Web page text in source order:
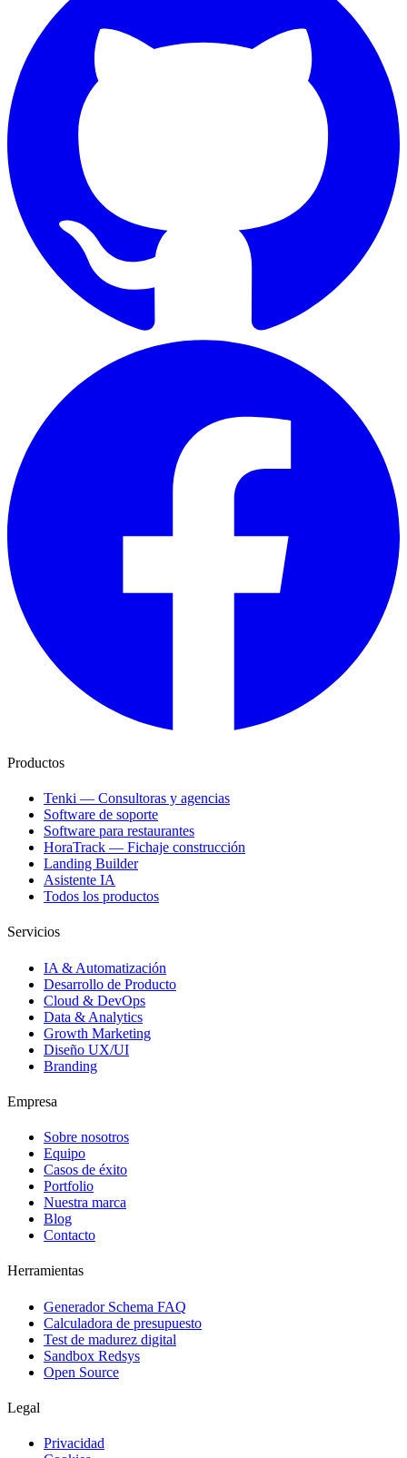
Productos
Tenki — Consultoras y agencias
Software de soporte
Software para restaurantes
HoraTrack — Fichaje construcción
Landing Builder
Asistente IA
Todos los productos
Servicios
IA & Automatización
Desarrollo de Producto
Cloud & DevOps
Data & Analytics
Growth Marketing
Diseño UX/UI
Branding
Empresa
Sobre nosotros
Equipo
Casos de éxito
Portfolio
Nuestra marca
Blog
Contacto
Herramientas
Generador Schema FAQ
Calculadora de presupuesto
Test de madurez digital
Sandbox Redsys
Open Source
Legal
Privacidad